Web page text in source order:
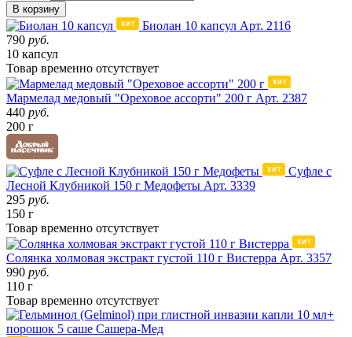
В корзину
Биолан 10 капсул Арт. 2116
790 руб.
10 капсул
Товар временно отсутствует
Мармелад медовый "Ореховое ассорти" 200 г Арт. 2387
440 руб.
200 г
Суфле с
Лесной Клубникой 150 г Медофеты Арт. 3339
295 руб.
150 г
Товар временно отсутствует
Солянка холмовая экстракт густой 110 г Вистерра Арт. 3357
990 руб.
110 г
Товар временно отсутствует